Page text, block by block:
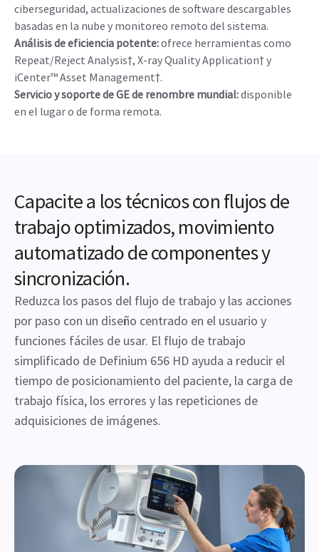
ciberseguridad, actualizaciones de software descargables
basadas en la nube y monitoreo remoto del sistema.
Análisis de eficiencia potente:ofrece herramientas como
Repeat/Reject Analysis†, X-ray Quality Application† y
iCenter™ Asset Management†.
Servicio y soporte de GE de renombre mundial:disponible
en el lugar o de forma remota.
Capacite a los técnicos con flujos de
trabajo optimizados, movimiento
automatizado de componentes y
sincronización.
Reduzca los pasos del flujo de trabajo y las acciones
por paso con un diseño centrado en el usuario y
funciones fáciles de usar. El flujo de trabajo
simplificado de Definium 656 HD ayuda a reducir el
tiempo de posicionamiento del paciente, la carga de
trabajo física, los errores y las repeticiones de
adquisiciones de imágenes.